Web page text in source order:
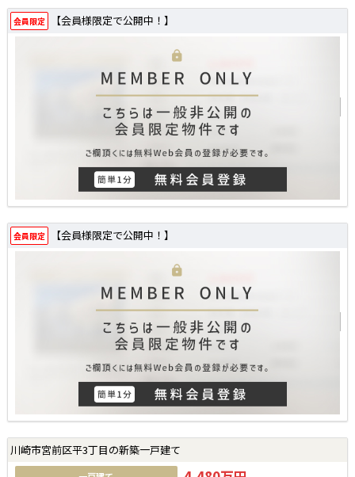
会員限定 【会員様限定で公開中！】
会員限定 【会員様限定で公開中！】
川崎市宮前区平3丁目の新築一戸建て